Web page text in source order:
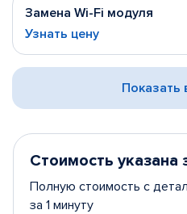
Замена Wi-Fi модуля
Узнать цену
Показать
Стоимость указана
Полную стоимость с
за 1 минуту